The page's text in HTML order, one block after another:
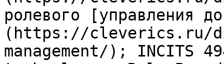
ролевого [управления
(https://cleverics.ru/
management/); INCITS